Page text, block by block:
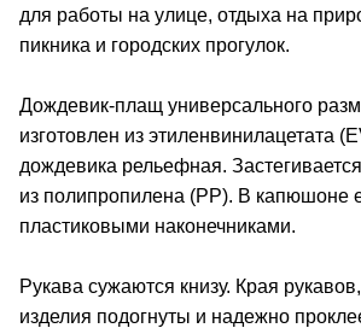
для работы на улице, отдыха на
пикника и городских прогулок.
Дождевик-плащ универсального
изготовлен из этиленвинилацетата
дождевика рельефная.
из полипропилена (PP). В капюшоне
пластиковыми наконечниками.
Рукава сужаются книзу. Края
изделия подогнуты и надежно